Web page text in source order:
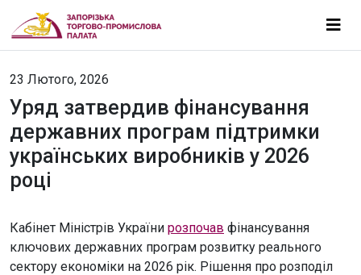
23 Лютого, 2026
Уряд затвердив фінансування
державних програм підтримки
українських виробників у 2026
році
Кабінет Міністрів України розпочав фінансування
ключових державних програм розвитку реального
сектору економіки на 2026 рік. Рішення про розподіл